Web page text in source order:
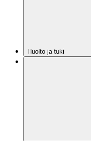
Huolto ja tuki